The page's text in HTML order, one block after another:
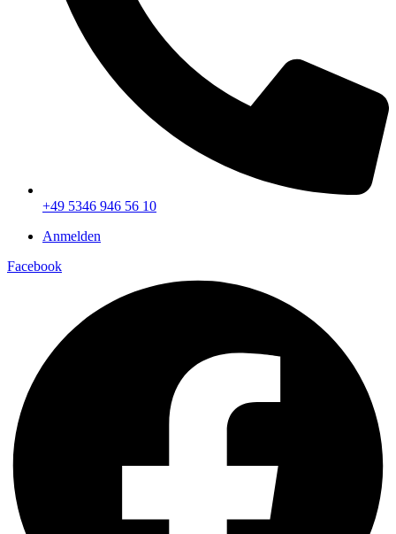
+49 5346 946 56 10
Anmelden
Facebook